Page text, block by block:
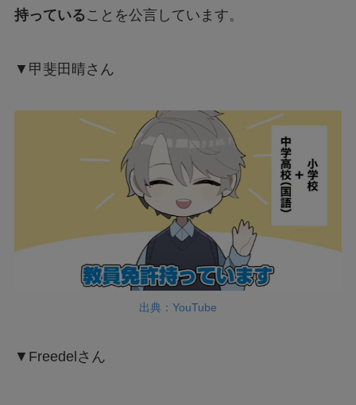
持っていることを公言しています。
▼甲斐田晴さん
出典：YouTube
▼Freedelさん